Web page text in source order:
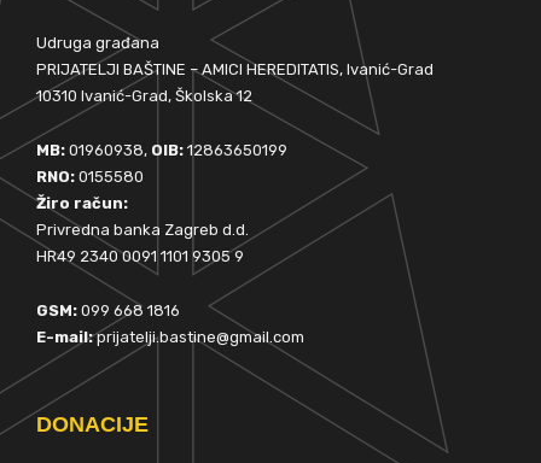
Udruga građana
PRIJATELJI BAŠTINE – AMICI HEREDITATIS, Ivanić-Grad
10310 Ivanić-Grad, Školska 12
MB: 01960938, OIB: 12863650199
RNO: 0155580
Žiro račun:
Privredna banka Zagreb d.d.
HR49 2340 0091 1101 9305 9
GSM: 099 668 1816
E-mail:prijatelji.bastine@gmail.com
DONACIJE